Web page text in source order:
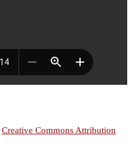
Creative Commons Attribution